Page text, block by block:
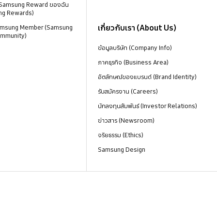
Reward ของฉัน
Rewards)
Member (Samsung
เกี่ยวกับเรา (About Us)
ข้อมูลบริษัท (Company Info)
ภาคธุรกิจ (Business Area)
อัตลักษณ์ของแบรนด์ (Brand Identity)
รับสมัครงาน (Careers)
นักลงทุนสัมพันธ์ (Investor Relations)
ข่าวสาร (Newsroom)
จริยธรรม (Ethics)
Samsung Design